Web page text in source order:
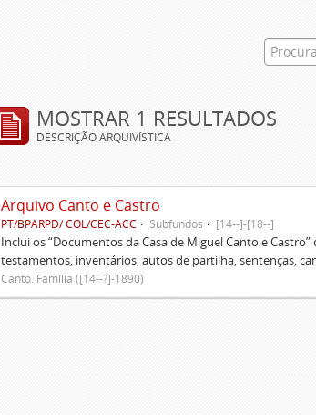
MOSTRAR 1 RESULTADOS
DESCRIÇÃO ARQUIVÍSTICA
Arquivo Canto e Castro
PT/BPARPD/ COL/CEC-ACC Subfundos [14--]-[18--]
Inclui os “Documentos da Casa de Miguel Canto e
testamentos, inventários, autos de partilha, sentenças,
Canto. Família ([14--?]-1890)